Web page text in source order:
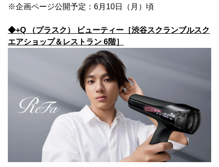
※企画ページ公開予定：6月10日（月）頃
◆+Q （プラスク） ビューティー［渋谷スクランブルスク
エアショップ＆レストラン 6階］